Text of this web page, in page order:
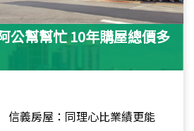
公幫幫忙 10年購屋總價多
義房屋：同理心比業績更能